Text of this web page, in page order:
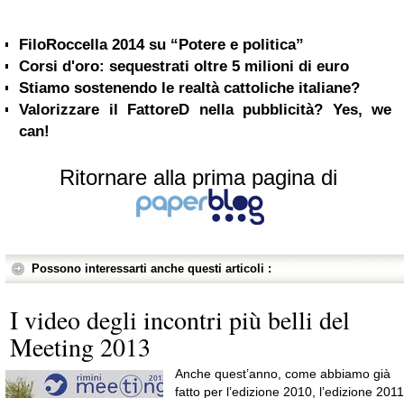
FiloRoccella 2014 su “Potere e politica”
Corsi d'oro: sequestrati oltre 5 milioni di euro
Stiamo sostenendo le realtà cattoliche italiane?
Valorizzare il FattoreD nella pubblicità? Yes, we
can!
Ritornare alla prima pagina di
Possono interessarti anche questi articoli :
I video degli incontri più belli del
Meeting 2013
Anche quest’anno, come abbiamo già
fatto per l’edizione 2010, l’edizione 2011